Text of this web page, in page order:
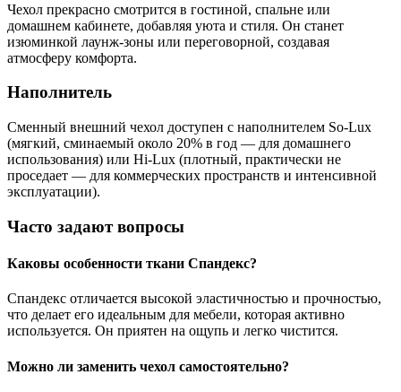
Чехол прекрасно смотрится в гостиной, спальне или
домашнем кабинете, добавляя уюта и стиля. Он станет
изюминкой лаунж-зоны или переговорной, создавая
атмосферу комфорта.
Наполнитель
Сменный внешний чехол доступен с наполнителем So-Lux
(мягкий, сминаемый около 20% в год — для домашнего
использования) или Hi-Lux (плотный, практически не
проседает — для коммерческих пространств и интенсивной
эксплуатации).
Часто задают вопросы
Каковы особенности ткани Спандекс?
Спандекс отличается высокой эластичностью и прочностью,
что делает его идеальным для мебели, которая активно
используется. Он приятен на ощупь и легко чистится.
Можно ли заменить чехол самостоятельно?